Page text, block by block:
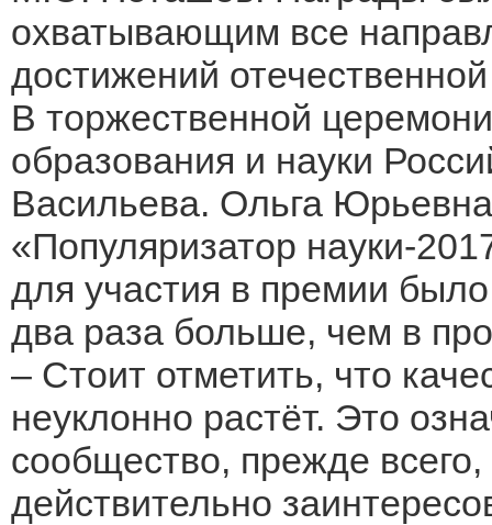
охватывающим все
достижений
В торжественной
образования и науки
Васильева. Ольга
«Популяризатор науки-
для участия в премии
два раза больше, чем в
– Стоит отметить, что
неуклонно растёт. Это
сообщество, прежде
действительно